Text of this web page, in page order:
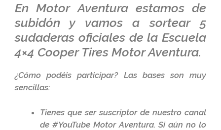
En Motor Aventura estamos de
subidón y vamos a sortear 5
sudaderas oficiales de la Escuela
4×4 Cooper Tires Motor Aventura.
¿Cómo podéis participar? Las bases son muy
sencillas:
Tienes que ser suscriptor de nuestro canal
de #YouTube Motor Aventura. Si aún no lo